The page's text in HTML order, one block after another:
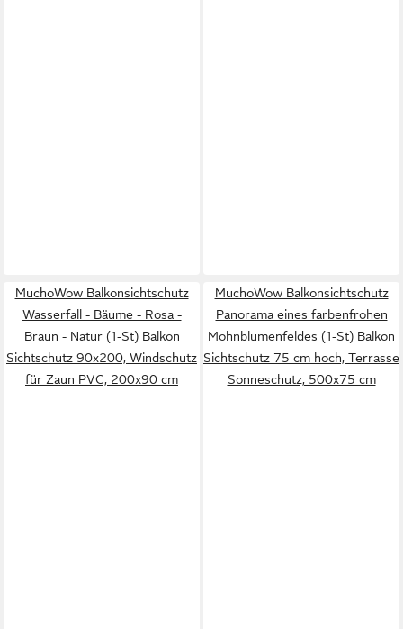
MuchoWow Balkonsichtschutz
Wasserfall - Bäume - Rosa -
Braun - Natur (1-St) Balkon
Sichtschutz 90x200, Windschutz
für Zaun PVC, 200x90 cm
MuchoWow Balkonsichtschutz
Panorama eines farbenfrohen
Mohnblumenfeldes (1-St) Balkon
Sichtschutz 75 cm hoch, Terrasse
Sonneschutz, 500x75 cm